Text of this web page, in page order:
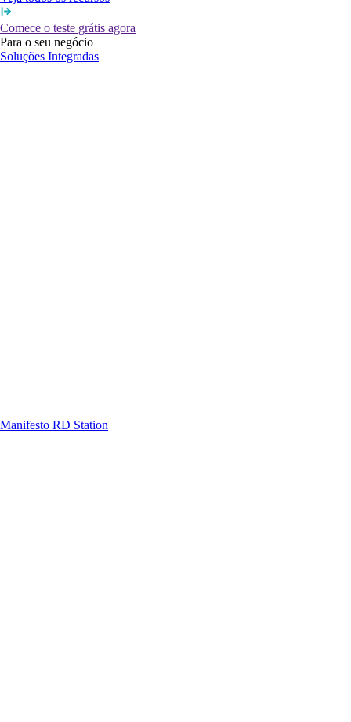
Comece o teste grátis agora
Para o seu negócio
Soluções Integradas
Manifesto RD Station